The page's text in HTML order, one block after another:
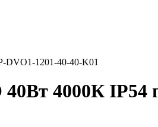
DVO1-1201-40-40-K01
4000К